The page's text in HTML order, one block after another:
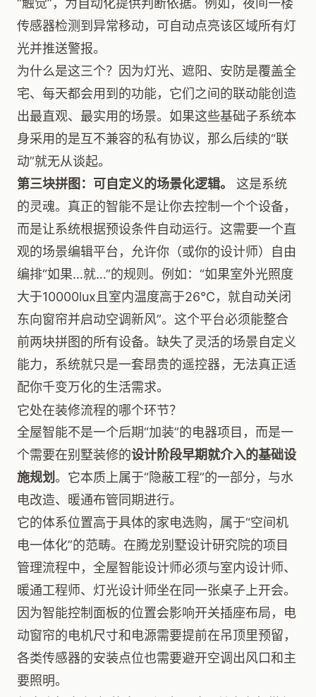
“触觉”，为自动化提供判断依据。例如，夜间一楼
传感器检测到异常移动，可自动点亮该区域所有灯
光并推送警报。
为什么是这三个？因为灯光、遮阳、安防是覆盖全
宅、每天都会用到的功能，它们之间的联动能创造
出最直观、最实用的场景。如果这些基础子系统本
身采用的是互不兼容的私有协议，那么后续的“联
动”就无从谈起。
第三块拼图：可自定义的场景化逻辑。
这是系统
的灵魂。真正的智能不是让你去控制一个个设备，
而是让系统根据预设条件自动运行。这需要一个直
观的场景编辑平台，允许你（或你的设计师）自由
编排“如果…就…”的规则。例如：“如果室外光照度
大于10000lux且室内温度高于26℃，就自动关闭
东向窗帘并启动空调新风”。这个平台必须能整合
前两块拼图的所有设备。缺失了灵活的场景自定义
能力，系统就只是一套昂贵的遥控器，无法真正适
配你千变万化的生活需求。
它处在装修流程的哪个环节？
全屋智能不是一个后期“加装”的电器项目，而是一
个需要在别墅装修的设计阶段早期就介入的基础设
施规划。它本质上属于“隐蔽工程”的一部分，与水
电改造、暖通布管同期进行。
它的体系位置高于具体的家电选购，属于“空间机
电一体化”的范畴。在腾龙别墅设计研究院的项目
管理流程中，全屋智能设计师必须与室内设计师、
暖通工程师、灯光设计师坐在同一张桌子上开会。
因为智能控制面板的位置会影响开关插座布局，电
动窗帘的电机尺寸和电源需要提前在吊顶里预留，
各类传感器的安装点位也需要避开空调出风口和主
要照明。